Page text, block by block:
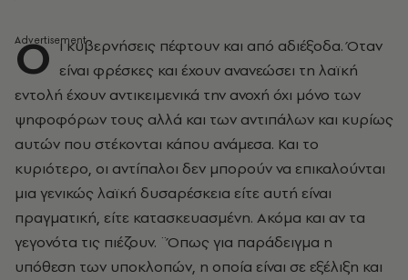
Ο ι κυβερνήσεις πέφτουν και από αδιέξοδα. Όταν
είναι φρέσκες και έχουν ανανεώσει τη λαϊκή
εντολή έχουν αντικειμενικά την ανοχή όχι μόνο των
ψηφοφόρων τους αλλά και των αντιπάλων και κυρίως
αυτών που στέκονται κάπου ανάμεσα. Και το
κυριότερο, οι αντίπαλοι δεν μπορούν να επικαλούνται
μια γενικώς λαϊκή δυσαρέσκεια είτε αυτή είναι
πραγματική, είτε κατασκευασμένη. Ακόμα και αν τα
γεγονότα τις πιέζουν. ¨Όπως για παράδειγμα η
υπόθεση των υποκλοπών, η οποία είναι σε εξέλιξη και